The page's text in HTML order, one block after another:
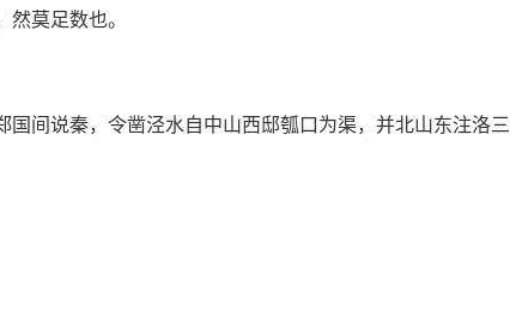
莫足数也。
间说秦，令凿泾水自中山西邸瓠口为渠，并北山东注洛三